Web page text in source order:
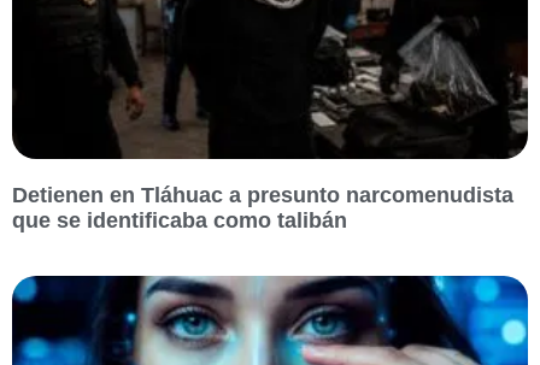
Detienen en Tláhuac a presunto narcomenudista
que se identificaba como talibán